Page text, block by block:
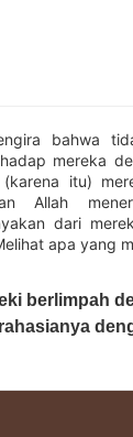
bahwa
mereka
itu)
Allah
dari
apa yang
berlimpah